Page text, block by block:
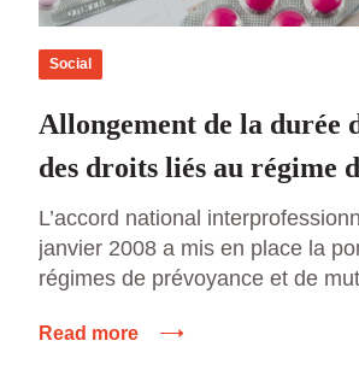
Social
Allongement de la durée
des droits liés au régime
L’accord national
janvier 2008 a mis en place la
régimes de prévoyance et de
tous les salariés depuis le 15
Read more